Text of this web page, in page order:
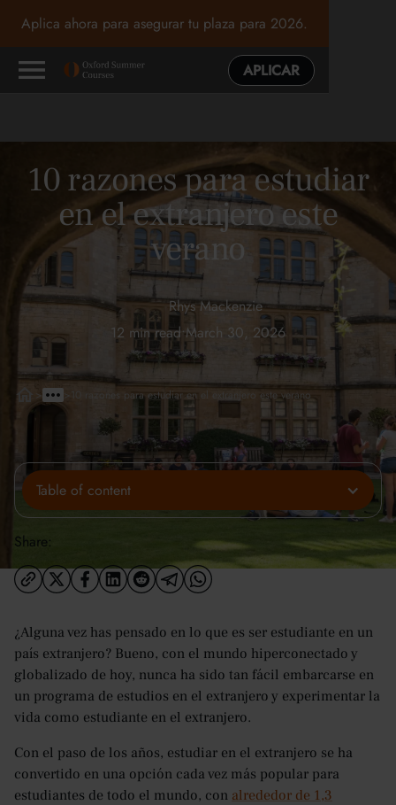
Aplica ahora para asegurar tu plaza para 2026.
APLICAR
10 razones para estudiar
en el extranjero este
verano
Rhys Mackenzie
12 min read•March 30, 2026
> 10 razones para estudiar en el extranjero este verano
Table of content
Share:
¿Alguna vez has pensado en lo que es ser estudiante en un
país extranjero? Bueno, con el mundo hiperconectado y
globalizado de hoy, nunca ha sido tan fácil embarcarse en
un programa de estudios en el extranjero y experimentar la
vida como estudiante en el extranjero.
Con el paso de los años, estudiar en el extranjero se ha
convertido en una opción cada vez más popular para
estudiantes de todo el mundo, con alrededor de 1,3